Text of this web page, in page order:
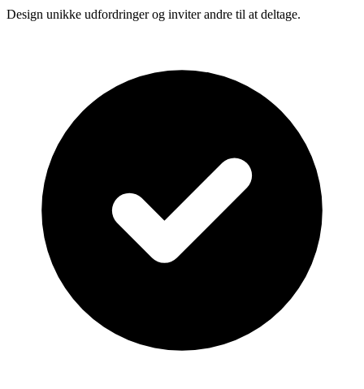
Design unikke udfordringer og inviter andre til at deltage.